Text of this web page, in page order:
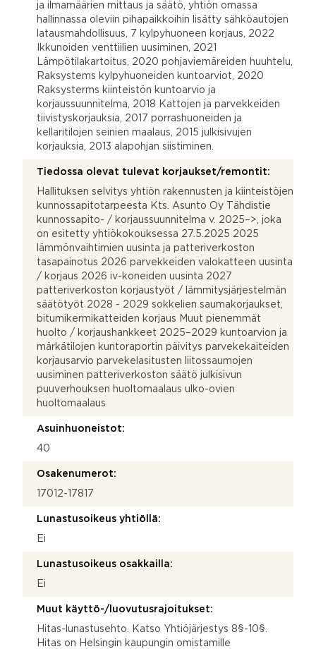
ja ilmamäärien mittaus ja säätö, yhtiön omassa
hallinnassa oleviin pihapaikkoihin lisätty sähköautojen
latausmahdollisuus, 7 kylpyhuoneen korjaus, 2022
Ikkunoiden venttiilien uusiminen, 2021
Lämpötilakartoitus, 2020 pohjaviemäreiden huuhtelu,
Raksystems kylpyhuoneiden kuntoarviot, 2020
Raksysterms kiinteistön kuntoarvio ja
korjaussuunnitelma, 2018 Kattojen ja parvekkeiden
tiivistyskorjauksia, 2017 porrashuoneiden ja
kellaritilojen seinien maalaus, 2015 julkisivujen
korjauksia, 2013 alapohjan siistiminen.
Tiedossa olevat tulevat korjaukset/remontit:
Hallituksen selvitys yhtiön rakennusten ja kiinteistöjen
kunnossapitotarpeesta Kts. Asunto Oy Tähdistie
kunnossapito- / korjaussuunnitelma v. 2025–>, joka
on esitetty yhtiökokouksessa 27.5.2025 2025
lämmönvaihtimien uusinta ja patteriverkoston
tasapainotus 2026 parvekkeiden valokatteen uusinta
/ korjaus 2026 iv-koneiden uusinta 2027
patteriverkoston korjaustyöt / lämmitysjärjestelmän
säätötyöt 2028 - 2029 sokkelien saumakorjaukset,
bitumikermikatteiden korjaus Muut pienemmät
huolto / korjaushankkeet 2025–2029 kuntoarvion ja
märkätilojen kuntoraportin päivitys parvekekaiteiden
korjausarvio parvekelasitusten liitossaumojen
uusiminen patteriverkoston säätö julkisivun
puuverhouksen huoltomaalaus ulko-ovien
huoltomaalaus
Asuinhuoneistot:
40
Osakenumerot:
17012-17817
Lunastusoikeus yhtiöllä:
Ei
Lunastusoikeus osakkailla:
Ei
Muut käyttö-/luovutusrajoitukset:
Hitas-lunastusehto. Katso Yhtiöjärjestys 8§-10§.
Hitas on Helsingin kaupungin omistamille